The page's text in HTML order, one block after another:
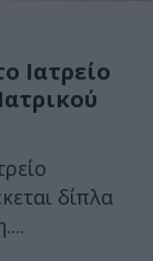
Ιατρείο
δίπλα